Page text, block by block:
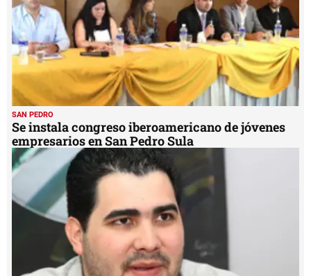
SAN PEDRO
Se instala congreso iberoamericano de jóvenes
empresarios en San Pedro Sula